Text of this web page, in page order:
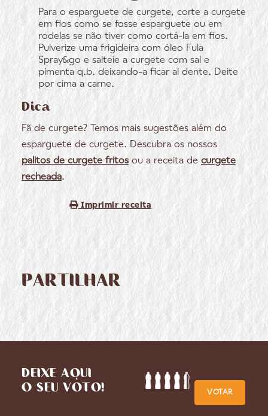
Para o esparguete de curgete, corte a curgete
em fios como se fosse esparguete ou em
rodelas se não tiver como cortá-la em fios.
Pulverize uma frigideira com óleo Fula
Spray&go e salteie a curgete com sal e
pimenta q.b. deixando-a ficar al dente. Deite
por cima a carne.
Dica
Fã de curgete? Temos mais sugestões além do
esparguete de curgete. Descubra os nossos
palitos de curgete fritosou a receita de curgete
recheada.
Imprimir receita
PARTILHAR
DEIXE AQUI
O SEU VOTO!
VOTAR